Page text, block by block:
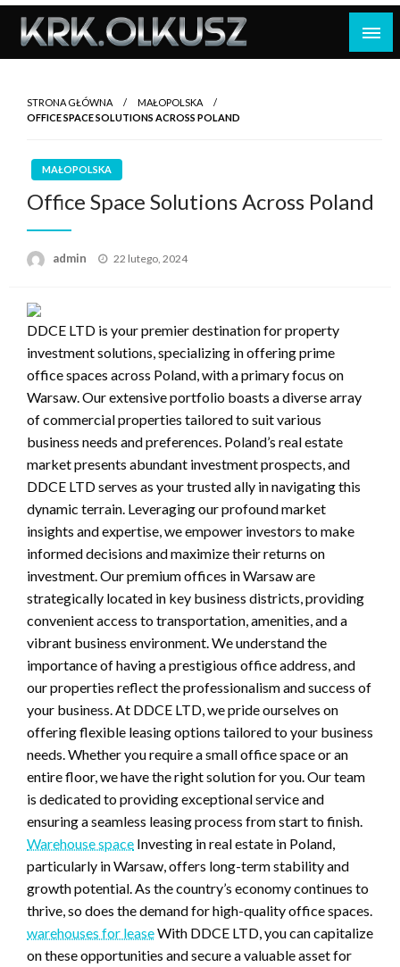
Skip
content
STRONA GŁÓWNA
MAŁOPOLSKA
OFFICE SPACE SOLUTIONS ACROSS POLAND
MAŁOPOLSKA
Office Space Solutions Across Poland
admin
Opublikowane
22 lutego, 2024
DDCE LTD is your premier destination for property
investment solutions, specializing in offering prime
office spaces across Poland, with a primary focus on
Warsaw. Our extensive portfolio boasts a diverse array
of commercial properties tailored to suit various
business needs and preferences. Poland’s real estate
market presents abundant investment prospects, and
DDCE LTD serves as your trusted ally in navigating this
dynamic terrain. Leveraging our profound market
insights and expertise, we empower investors to make
informed decisions and maximize their returns on
investment. Our premium offices in Warsaw are
strategically located in key business districts, providing
convenient access to transportation, amenities, and a
vibrant business environment. We understand the
importance of having a prestigious office address, and
our properties reflect the professionalism and success of
your business. At DDCE LTD, we pride ourselves on
offering flexible leasing options tailored to your business
needs. Whether you require a small office space or an
entire floor, we have the right solution for you. Our team
is dedicated to providing exceptional service and
ensuring a seamless leasing process from start to finish.
Warehouse space Investing in real estate in Poland,
particularly in Warsaw, offers long-term stability and
growth potential. As the country’s economy continues to
thrive, so does the demand for high-quality office spaces.
warehouses for leaseWith DDCE LTD, you can capitalize
on these opportunities and secure a valuable asset for